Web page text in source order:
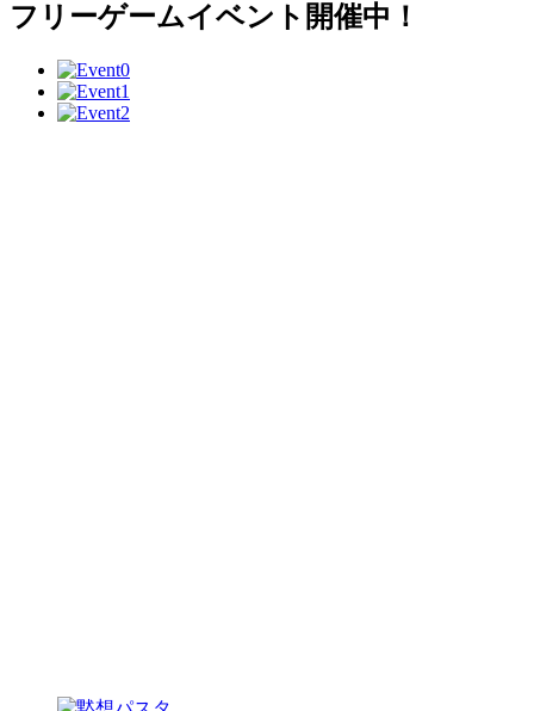
フリーゲームイベント開催中！